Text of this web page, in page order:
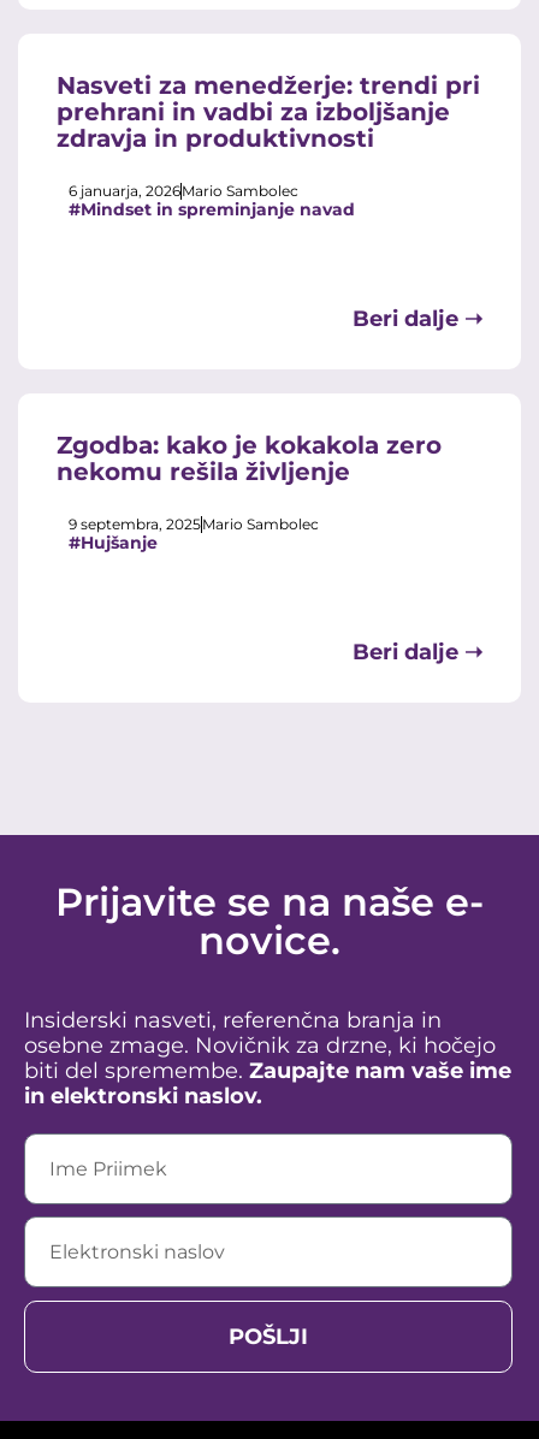
Nasveti za menedžerje: trendi pri
prehrani in vadbi za izboljšanje
zdravja in produktivnosti
6 januarja, 2026Mario Sambolec
#Mindset in spreminjanje navad
Beri dalje ➝
Zgodba: kako je kokakola zero
nekomu rešila življenje
9 septembra, 2025Mario Sambolec
#Hujšanje
Beri dalje ➝
Prijavite se na naše e-
novice.
Insiderski nasveti, referenčna branja in
osebne zmage. Novičnik za drzne, ki hočejo
biti del spremembe. Zaupajte nam vaše ime
in elektronski naslov.
POŠLJI